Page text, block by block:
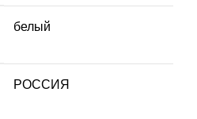
белый
РОССИЯ